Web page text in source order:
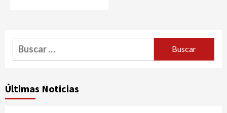
Buscar:
Últimas Noticias